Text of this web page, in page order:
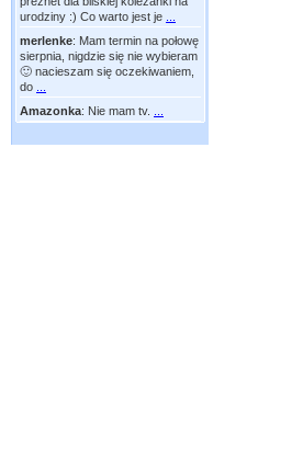
urodziny :) Co warto jest je
merlenke: Mam termin na połowę
sierpnia, nigdzie się nie wybieram
🙂 nacieszam się oczekiwaniem,
do
Amazonka: Nie mam tv.